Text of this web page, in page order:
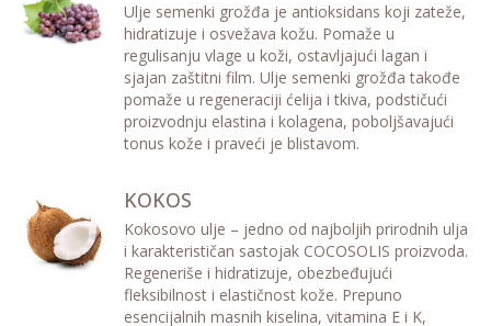
Ulje semenki grožđa je antioksidans koji zateže,
hidratizuje i osvežava kožu. Pomaže u
regulisanju vlage u koži, ostavljajući lagan i
sjajan zaštitni film. Ulje semenki grožđa takođe
pomaže u regeneraciji ćelija i tkiva, podstičući
proizvodnju elastina i kolagena, poboljšavajući
tonus kože i praveći je blistavom.
KOKOS
Kokosovo ulje – jedno od najboljih prirodnih ulja
i karakterističan sastojak COCOSOLIS proizvoda.
Regeneriše i hidratizuje, obezbeđujući
fleksibilnost i elastičnost kože. Prepuno
esencijalnih masnih kiselina, vitamina E i K,